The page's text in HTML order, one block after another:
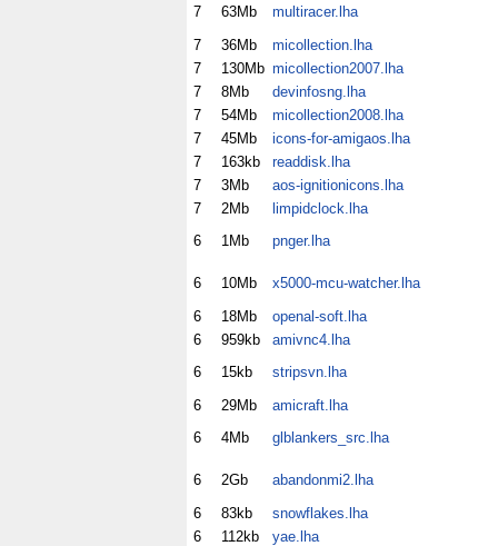
7
63Mb
multiracer.lha
7
36Mb
micollection.lha
7
130Mb micollection2007.lha
7
8Mb
devinfosng.lha
7
54Mb
micollection2008.lha
7
45Mb
icons-for-amigaos.lha
7
163kb
readdisk.lha
7
3Mb
aos-ignitionicons.lha
7
2Mb
limpidclock.lha
6
1Mb pnger.lha
6 10Mb
x5000-mcu-watcher.lha
6
18Mb
openal-soft.lha
6
959kb
amivnc4.lha
6
15kb
stripsvn.lha
6
29Mb
amicraft.lha
6
4Mb glblankers_src.lha
6 2Gb
abandonmi2.lha
6
83kb
snowflakes.lha
6
112kb
yae.lha